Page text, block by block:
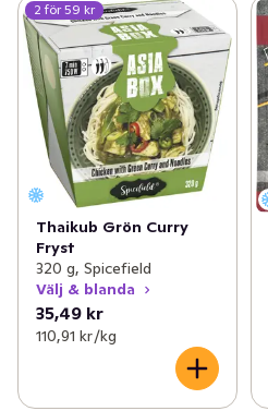
2 för 59 kr
Thaikub Grön Curry
Fryst
320 g, Spicefield
Välj & blanda
35,49 kr
110,91 kr /kg